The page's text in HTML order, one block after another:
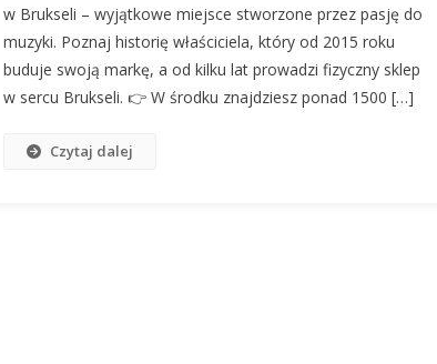
Winylami
W
Brukseli?
🎧
w Brukseli – wyjątkowe miejsce stworzone przez pasję do
muzyki. Poznaj historię właściciela, który od 2015 roku
buduje swoją markę, a od kilku lat prowadzi fizyczny sklep
w sercu Brukseli. 👉 W środku znajdziesz ponad 1500 […]
Czytaj dalej